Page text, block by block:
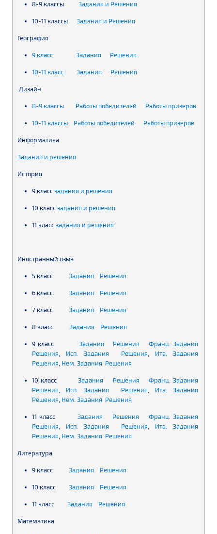
8-9 классы Задания и Решения
10-11 классы Задания и Решения
География
9 класс Задания Решения
10-11 класс Задания Решения
Дизайн
8-9 классы Работы победителей Работы призеров
10-11 классы Работы победителей Работы призеров
Информатика
Задания и решения
История
9 классзадания и решения
10 классзадания и решения
11 классзадания и решения
Иностранный язык
5 класс Задания Решения
6 класс Задания Решения
7 класс Задания Решения
8 класс Задания Решения
9 класс Задания Решения
Франц. Задания
Решения, Исп. Задания Решения, Ита. Задания
Решения, Нем. Задания Решения
10 класс Задания Решения
Франц. Задания
Решения, Исп. Задания Решения, Ита. Задания
Решения, Нем. Задания Решения
11 класс Задания Решения
Франц. Задания
Решения, Исп. Задания Решения, Ита. Задания
Решения, Нем. Задания Решения
Литература
9 класс Задания Решения
10 класс Задания Решения
11 класс Задания Решения
Математика